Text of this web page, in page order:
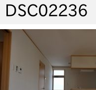
DSC02236